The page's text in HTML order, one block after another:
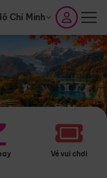
Chí Minh
Vé vui chơi